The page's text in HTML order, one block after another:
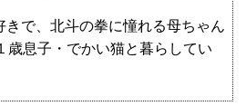
きで、北斗の拳に憧れる母ちゃん
歳息子・でかい猫と暮らしてい